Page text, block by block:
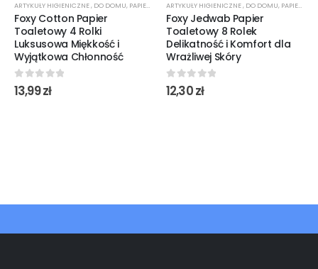
ARTYKUŁY HIGIENICZNE, DO DOMU, PAPIER TOALETOWY
Foxy Cotton Papier
Toaletowy 4 Rolki
Luksusowa Miękkość i
Wyjątkowa Chłonność
0out of 5
13,99zł
ARTYKUŁY HIGIENICZNE, DO DOMU, PAPIER TOALETOWY
Foxy Jedwab Papier
Toaletowy 8 Rolek
Delikatność i Komfort dla
Wrażliwej Skóry
0out of 5
12,30zł